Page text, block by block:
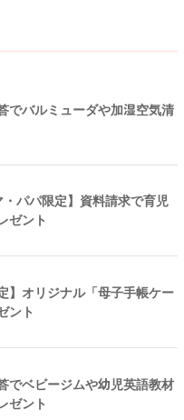
でバルミューダや加湿空気清
・パパ限定】資料請求で育児
ゼント
】オリジナル「母子手帳ケー
ント
でベビージムや幼児英語教材
ゼント